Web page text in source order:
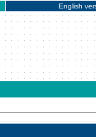
English